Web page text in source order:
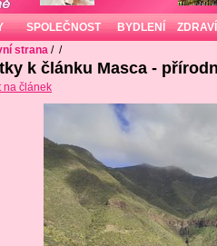
SPOLEČNOST BYDLENÍ ZDRAVÍ
strana / /
k článku Masca -
na článek